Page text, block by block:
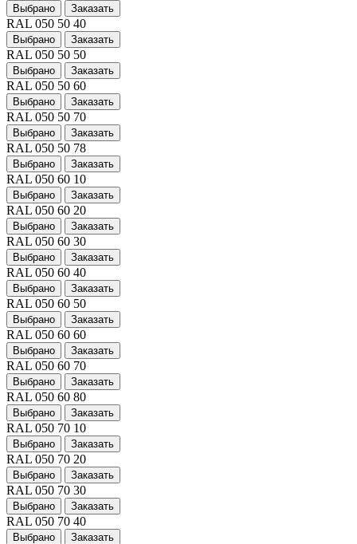
Выбрано Заказать
RAL 050 50 40
Выбрано Заказать
RAL 050 50 50
Выбрано Заказать
RAL 050 50 60
Выбрано Заказать
RAL 050 50 70
Выбрано Заказать
RAL 050 50 78
Выбрано Заказать
RAL 050 60 10
Выбрано Заказать
RAL 050 60 20
Выбрано Заказать
RAL 050 60 30
Выбрано Заказать
RAL 050 60 40
Выбрано Заказать
RAL 050 60 50
Выбрано Заказать
RAL 050 60 60
Выбрано Заказать
RAL 050 60 70
Выбрано Заказать
RAL 050 60 80
Выбрано Заказать
RAL 050 70 10
Выбрано Заказать
RAL 050 70 20
Выбрано Заказать
RAL 050 70 30
Выбрано Заказать
RAL 050 70 40
Выбрано Заказать